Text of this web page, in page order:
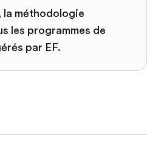
la méthodologie
les programmes de
par EF.